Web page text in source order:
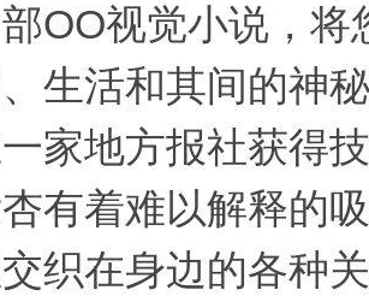
OO视觉小说，
生活和其间的神
家地方报社获得
有着难以解释的
织在身边的各种